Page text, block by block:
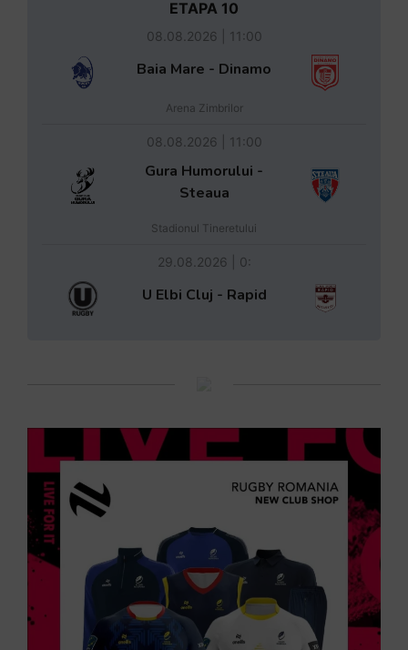
ETAPA 10
08.08.2026 | 11:00
Baia Mare - Dinamo
Arena Zimbrilor
08.08.2026 | 11:00
Gura Humorului -
Steaua
Stadionul Tineretului
29.08.2026 | 0:
U Elbi Cluj - Rapid